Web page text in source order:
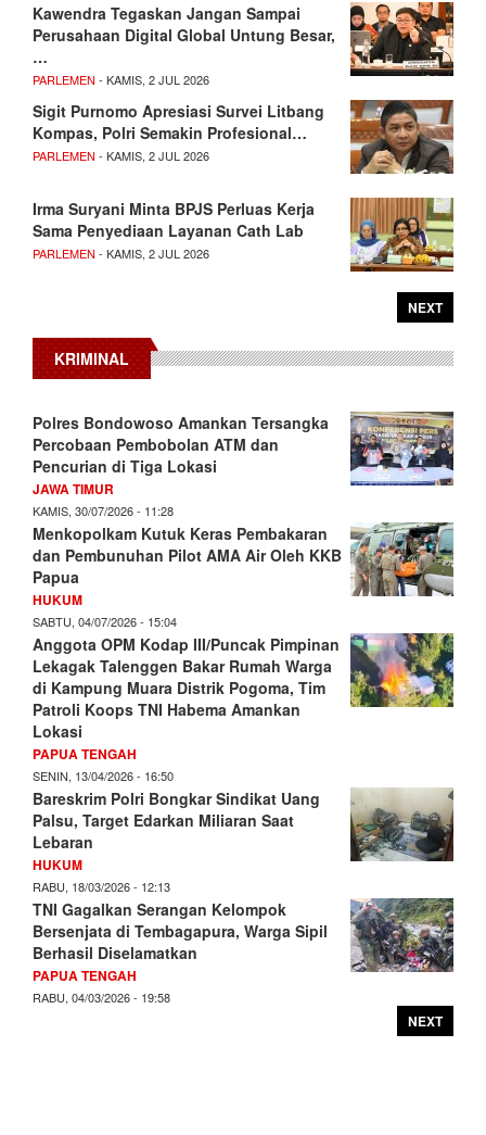
Kawendra Tegaskan Jangan Sampai
Perusahaan Digital Global Untung Besar,
…
PARLEMEN - KAMIS, 2 JUL 2026
Sigit Purnomo Apresiasi Survei Litbang
Kompas, Polri Semakin Profesional…
PARLEMEN - KAMIS, 2 JUL 2026
Irma Suryani Minta BPJS Perluas Kerja
Sama Penyediaan Layanan Cath Lab
PARLEMEN - KAMIS, 2 JUL 2026
NEXT
KRIMINAL
Polres Bondowoso Amankan Tersangka
Percobaan Pembobolan ATM dan
Pencurian di Tiga Lokasi
JAWA TIMUR
KAMIS, 30/07/2026 - 11:28
Menkopolkam Kutuk Keras Pembakaran
dan Pembunuhan Pilot AMA Air Oleh KKB
Papua
HUKUM
SABTU, 04/07/2026 - 15:04
Anggota OPM Kodap III/Puncak Pimpinan
Lekagak Talenggen Bakar Rumah Warga
di Kampung Muara Distrik Pogoma, Tim
Patroli Koops TNI Habema Amankan
Lokasi
PAPUA TENGAH
SENIN, 13/04/2026 - 16:50
Bareskrim Polri Bongkar Sindikat Uang
Palsu, Target Edarkan Miliaran Saat
Lebaran
HUKUM
RABU, 18/03/2026 - 12:13
TNI Gagalkan Serangan Kelompok
Bersenjata di Tembagapura, Warga Sipil
Berhasil Diselamatkan
PAPUA TENGAH
RABU, 04/03/2026 - 19:58
NEXT